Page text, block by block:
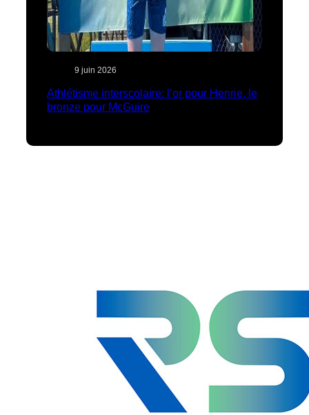
9 juin 2026
Athlétisme interscolaire: l’or pour Henrie, le
bronze pour McGuire